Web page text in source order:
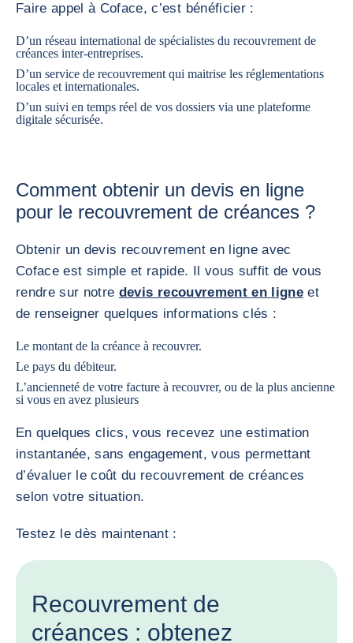
Faire appel à Coface, c’est bénéficier :
D’un réseau international de spécialistes du recouvrement de
créances inter-entreprises.
D’un service de recouvrement qui maitrise les réglementations
locales et internationales.
D’un suivi en temps réel de vos dossiers via une plateforme
digitale sécurisée.
Comment obtenir un devis en ligne
pour le recouvrement de créances ?
Obtenir un devis recouvrement en ligne avec
Coface est simple et rapide. Il vous suffit de vous
rendre sur notre devis recouvrement en ligneet
de renseigner quelques informations clés :
Le montant de la créance à recouvrer.
Le pays du débiteur.
L’ancienneté de votre facture à recouvrer, ou de la plus ancienne
si vous en avez plusieurs
En quelques clics, vous recevez une estimation
instantanée, sans engagement, vous permettant
d’évaluer le coût du recouvrement de créances
selon votre situation.
Testez le dès maintenant :
Recouvrement de
créances : obtenez